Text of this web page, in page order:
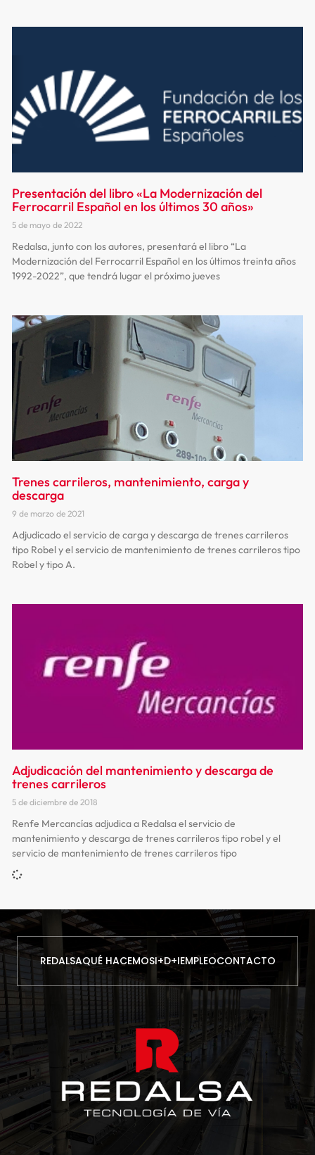
Presentación del libro «La Modernización del
Ferrocarril Español en los últimos 30 años»
5 de mayo de 2022
Redalsa, junto con los autores, presentará el libro “La
Modernización del Ferrocarril Español en los últimos treinta años
1992-2022”, que tendrá lugar el próximo jueves
Trenes carrileros, mantenimiento, carga y
descarga
9 de marzo de 2021
Adjudicado el servicio de carga y descarga de trenes carrileros
tipo Robel y el servicio de mantenimiento de trenes carrileros tipo
Robel y tipo A.
Adjudicación del mantenimiento y descarga de
trenes carrileros
5 de diciembre de 2018
Renfe Mercancías adjudica a Redalsa el servicio de
mantenimiento y descarga de trenes carrileros tipo robel y el
servicio de mantenimiento de trenes carrileros tipo
REDALSAQUÉ HACEMOSI+D+IEMPLEOCONTACTO